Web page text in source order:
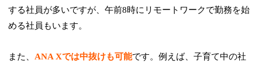
する社員が多いですが、午前8時にリモートワークで勤務を始
める社員もいます。
また、ANA Xでは中抜けも可能です。例えば、子育て中の社